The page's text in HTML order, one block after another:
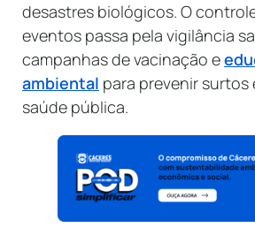
desastres biológicos. O
eventos passa pela vigilância
campanhas de vacinação e
ambiental para prevenir surtos
saúde pública.